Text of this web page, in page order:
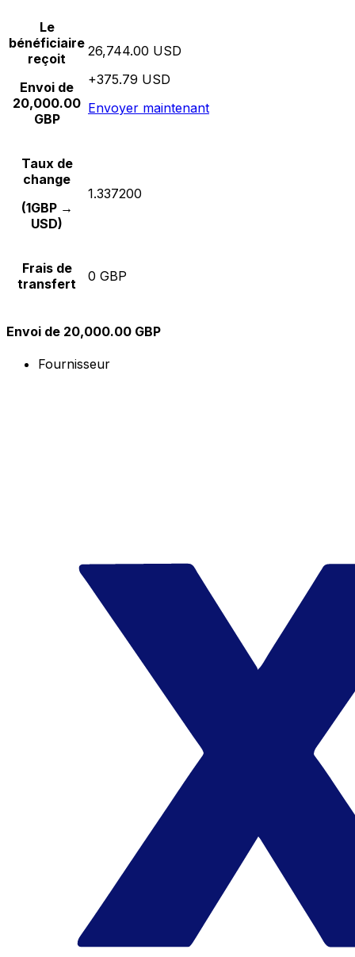
Le
bénéficiaire
reçoit
Envoi de
20,000.00
GBP
26,744.00 USD
+375.79 USD
Envoyer maintenant
Taux de
change
(1GBP →
USD)
1.337200
Frais de
transfert
0 GBP
Envoi de 20,000.00 GBP
Fournisseur